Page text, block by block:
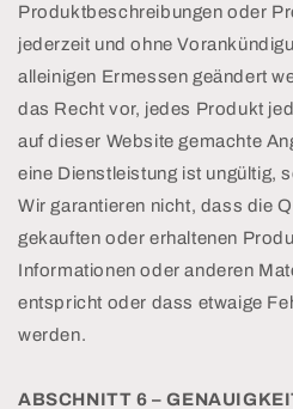
Produktbeschreibungen oder
jederzeit und ohne
alleinigen Ermessen geändert
das Recht vor, jedes Produkt
auf dieser Website gemachte
eine Dienstleistung ist ungültig,
Wir garantieren nicht, dass die
gekauften oder erhaltenen
Informationen oder anderen
entspricht oder dass etwaige
werden.
ABSCHNITT 6 –